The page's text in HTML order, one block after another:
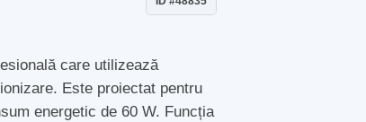
care utilizează
Este proiectat pentru
energetic de 60 W. Funcția